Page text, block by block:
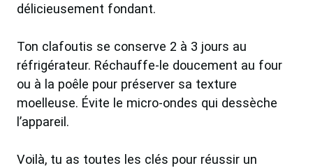
délicieusement fondant.
Ton clafoutis se conserve 2 à 3 jours au
réfrigérateur. Réchauffe-le doucement au four
ou à la poêle pour préserver sa texture
moelleuse. Évite le micro-ondes qui dessèche
l’appareil.
Voilà, tu as toutes les clés pour réussir un